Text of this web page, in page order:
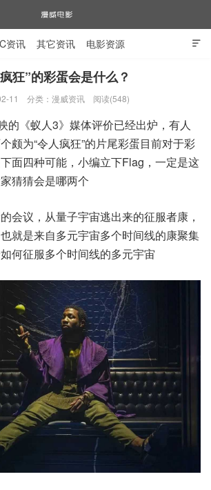

资讯 其它资讯 电影资源
狂”的彩蛋会是什么？
11 分类： 漫威资讯 阅读(548)
的《蚁人3》媒体评价已经出炉，有人
颇为“令人疯狂”的片尾彩蛋目前对于彩
面四种可能，小编立下Flag，一定是这
猜猜会是哪两个
会议，从量子宇宙逃出来的征服者康，
就是来自多元宇宙多个时间线的康聚集
何征服多个时间线的多元宇宙